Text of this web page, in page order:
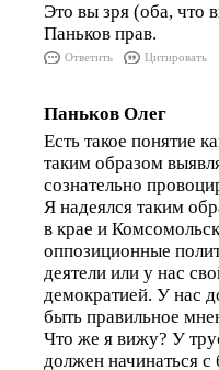
Это вы зря (оба, что
Паньков прав.
Ответить Цитировать
Паньков Олег
Есть такое понятие
таким образом
сознательно
Я надеялся таким
в крае и
оппозиционные
деятели или у нас
демократией. У нас
быть правильное
Что же я вижу? У
должен начинаться